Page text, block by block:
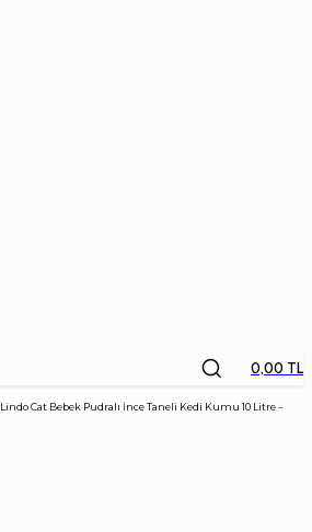
0,00 TL
Cat Bebek Pudralı İnce Taneli Kedi Kumu 10 Litre –